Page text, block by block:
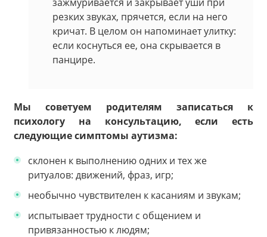
резких звуках, прячется, если на него
кричат. В целом он напоминает улитку:
если коснуться ее, она скрывается в
панцире.
Мы советуем родителям записаться к
психологу на консультацию, если есть
следующие симптомы аутизма:
склонен к выполнению одних и тех же
ритуалов: движений, фраз, игр;
необычно чувствителен к касаниям и звукам;
испытывает трудности с общением и
привязанностью к людям;